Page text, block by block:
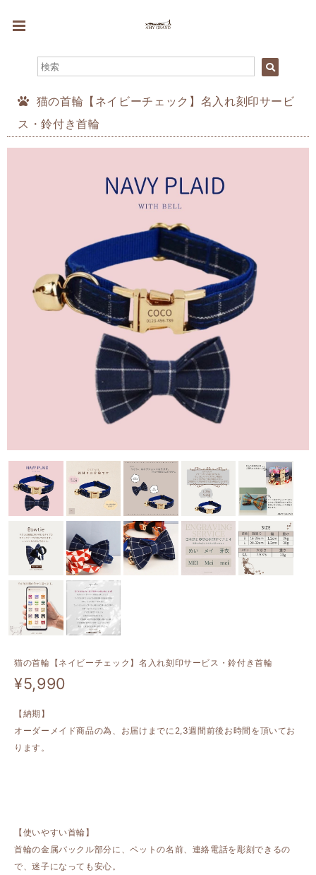
猫の首輪【ネイビーチェック】名入れ刻印サービ
ス・鈴付き首輪
猫の首輪【ネイビーチェック】名入れ刻印サービス・鈴付き首輪
¥5,990
【納期】
オーダーメイド商品の為、お届けまでに2,3週間前後お時間を頂いてお
ります。
【使いやすい首輪】
首輪の金属バックル部分に、ペットの名前、連絡電話を彫刻できるの
で、迷子になっても安心。